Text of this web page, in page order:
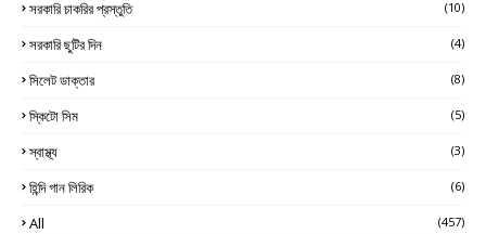
সরকারি চাকরির প্রস্তুতি (10)
সরকারি ছুটির দিন (4)
সিলেট ডাক্তার (8)
স্কিটো সিম (5)
স্বাস্থ্য (3)
হিন্দি গান লিরিক (6)
All (457)